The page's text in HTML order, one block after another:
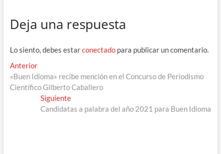
Deja una respuesta
Lo siento, debes estarconectadopara publicar un comentario.
Navegación
de
entradas
AnteriorEntrada
anterior:
«Buen Idioma» recibe mención en el Concurso de Periodismo
Científico Gilberto Caballero
SiguienteEntrada
siguiente:
Candidatas a palabra del año 2021 para Buen Idioma